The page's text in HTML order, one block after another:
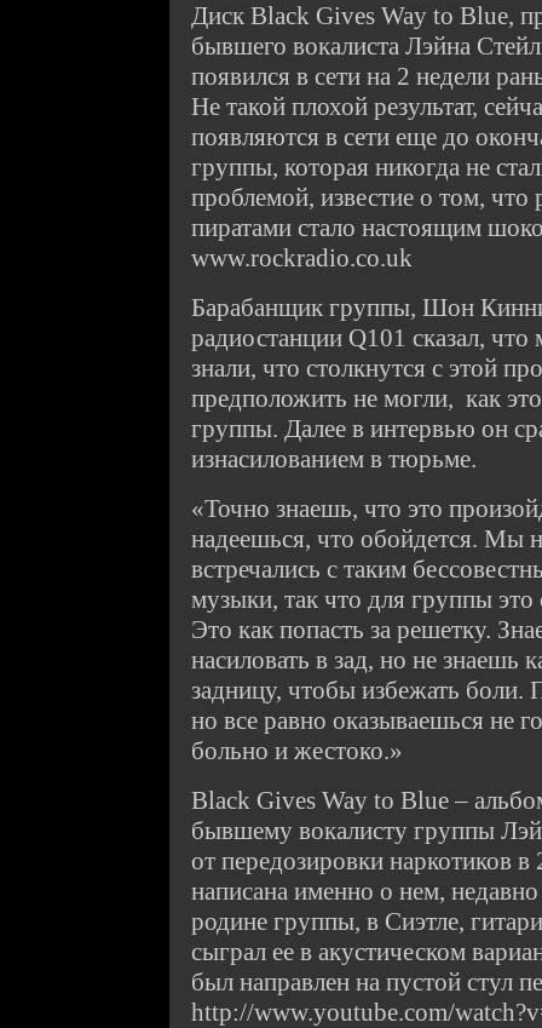
Диск Black Gives Way to Blue,
бывшего вокалиста Лэйна
появился в сети на 2 недели
Не такой плохой результат,
появляются в сети еще до
группы, которая никогда не
проблемой, известие о том, что
пиратами стало настоящим
www.rockradio.co.uk
Барабанщик группы, Шон
радиостанции Q101 сказал,
знали, что столкнутся с этой
предположить не могли, как
группы. Далее в интервью он
изнасилованием в тюрьме.
«Точно знаешь, что это
надеешься, что обойдется. Мы
встречались с таким
музыки, так что для группы
Это как попасть за решетку.
насиловать в зад, но не знаешь
задницу, чтобы избежать боли.
но все равно оказываешься не
больно и жестоко.»
Black Gives Way to Blue –
бывшему вокалисту группы
от передозировки наркотиков в
написана именно о нем,
родине группы, в Сиэтле,
сыграл ее в акустическом
был направлен на пустой стул
http://www.youtube.com/